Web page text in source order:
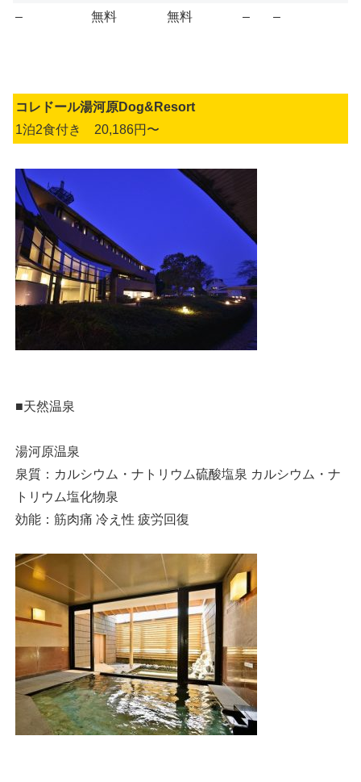
–
無料 無料 – –
コレドール湯河原Dog&Resort
1泊2食付き 20,186円〜
■天然温泉
湯河原温泉
泉質：カルシウム・ナトリウム硫酸塩泉 カルシウム・ナ
トリウム塩化物泉
効能：筋肉痛 冷え性 疲労回復